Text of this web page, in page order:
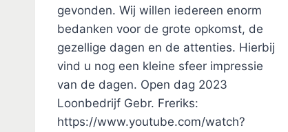
gevonden. Wij willen iedereen enorm
bedanken voor de grote opkomst, de
gezellige dagen en de attenties. Hierbij
vind u nog een kleine sfeer impressie
van de dagen. Open dag 2023
Loonbedrijf Gebr. Freriks:
https://www.youtube.com/watch?